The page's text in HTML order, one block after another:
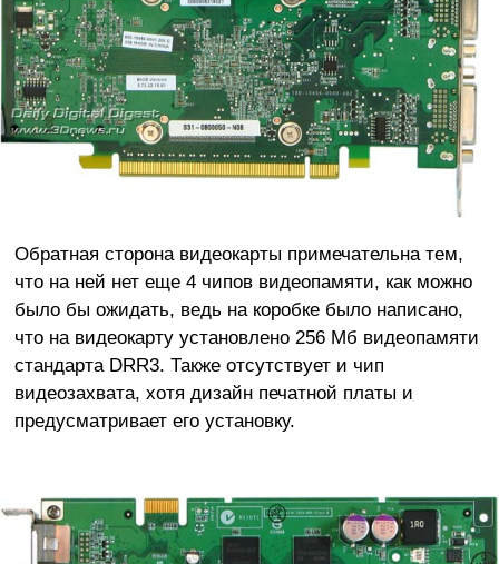
Обратная сторона видеокарты примечательна тем,
что на ней нет еще 4 чипов видеопамяти, как можно
было бы ожидать, ведь на коробке было написано,
что на видеокарту установлено 256 Мб видеопамяти
стандарта DRR3. Также отсутствует и чип
видеозахвата, хотя дизайн печатной платы и
предусматривает его установку.